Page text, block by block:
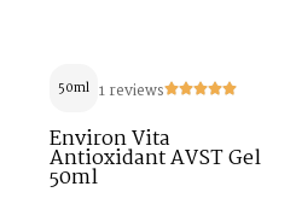
50ml 1 reviews
Environ Vita
Antioxidant AVST Gel
50ml